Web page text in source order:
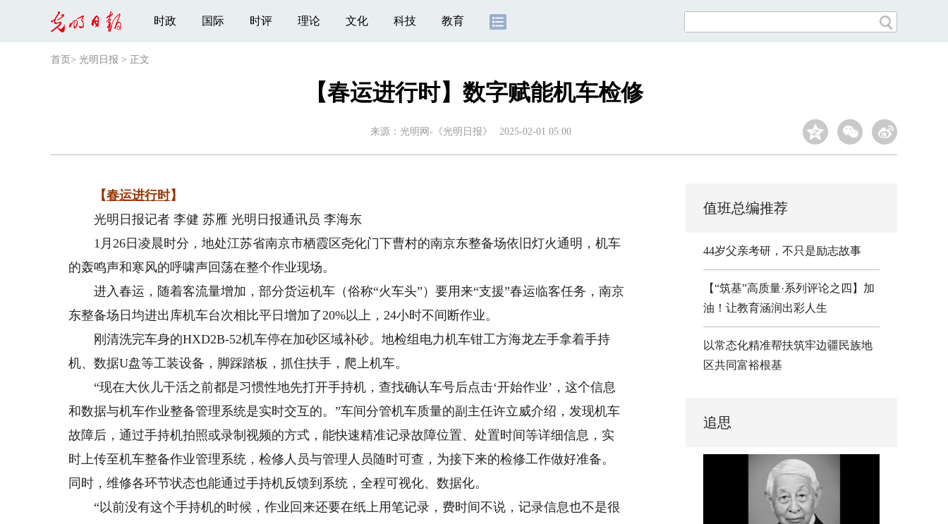
时政 国际 时评 理论 文化 科技 教育
首页 > 光明日报 > 正文
【春运进行时】数字赋能机车检修
来源： 光明网-《光明日报》 2025-02-01 05:00
【春运进行时】
光明日报记者 李健 苏雁 光明日报通讯员 李海东
1月26日凌晨时分，地处江苏省南京市栖霞区尧化门下曹村的南京东整备场依旧灯火通明，机车
的轰鸣声和寒风的呼啸声回荡在整个作业现场。
进入春运，随着客流量增加，部分货运机车（俗称“火车头”）要用来“支援”春运临客任务，南京
东整备场日均进出库机车台次相比平日增加了20%以上，24小时不间断作业。
刚清洗完车身的HXD2B-52机车停在加砂区域补砂。地检组电力机车钳工方海龙左手拿着手持
机、数据U盘等工装设备，脚踩踏板，抓住扶手，爬上机车。
“现在大伙儿干活之前都是习惯性地先打开手持机，查找确认车号后点击‘开始作业’，这个信息
和数据与机车作业整备管理系统是实时交互的。”车间分管机车质量的副主任许立威介绍，发现机车
故障后，通过手持机拍照或录制视频的方式，能快速精准记录故障位置、处置时间等详细信息，实
时上传至机车整备作业管理系统，检修人员与管理人员随时可查，为接下来的检修工作做好准备。
同时，维修各环节状态也能通过手持机反馈到系统，全程可视化、数据化。
“以前没有这个手持机的时候，作业回来还要在纸上用笔记录，费时间不说，记录信息也不是很
值班总编推荐
44岁父亲考研，不只是励志故事
【“筑基”高质量·系列评论之四】加
油！让教育涵润出彩人生
以常态化精准帮扶筑牢边疆民族地
区共同富裕根基
追思